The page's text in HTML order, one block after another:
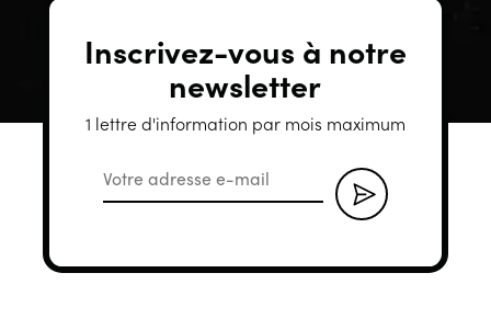
Inscrivez-vous à notre
newsletter
1 lettre d'information par mois maximum